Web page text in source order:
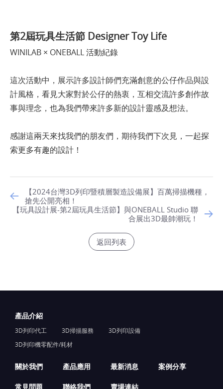
第2屆玩具生活節 Designer Toy Life
WINILAB × ONEBALL 活動紀錄
這次活動中，展示許多設計師們充滿創意的公仔作品與設
計風格，看見大家對於公仔的熱衷，互相交流許多創作故
事與理念，也為我們帶來許多新的設計靈感及想法。
感謝這兩天來找我們的朋友們，期待我們下次見，一起探
索更多有趣的設計！​​​​
【2024台灣3D列印暨積層製造設備展】百萬掃描機種，
搶先公開亮相！
【玩具設計展-第2屆玩具生活節】​與ONEBALL Studio 聯
合展出3D最帥潮玩！
返回列表
產品介紹
3D列印代工 3D掃描服務
3D列印設備
3D列印機零配件/耗材
關於我們 產品應用 最新消息 案例分享
常見問題 聯絡我們 賣場連結